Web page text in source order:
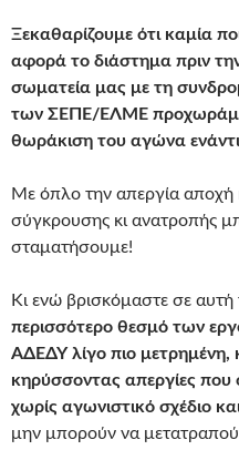
Ξεκαθαρίζουμε ότι καμία
αφορά το διάστημα πριν
σωματεία μας με τη
των ΣΕΠΕ/ΕΛΜΕ προχωράμε
θωράκιση του αγώνα
Με όπλο την απεργία αποχή
σύγκρουσης κι ανατροπής
σταματήσουμε!
Κι ενώ βρισκόμαστε σε αυτή
περισσότερο θεσμό των
ΑΔΕΔΥ λίγο πιο
κηρύσσοντας απεργίες
χωρίς αγωνιστικό σχέδιο
μην μπορούν να